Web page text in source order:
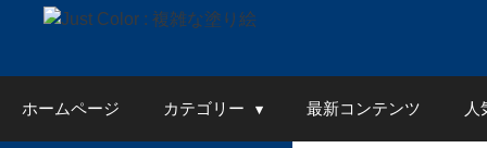
ホームページ カテゴリー 最新コンテンツ 人